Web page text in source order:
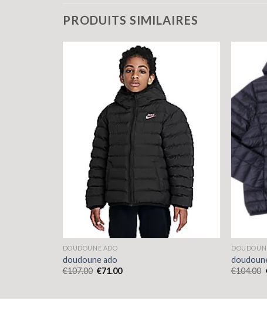
PRODUITS SIMILAIRES
DOUDOUNE ADO
doudoune ado
€107.00 €71.00
€104.00